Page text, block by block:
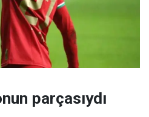
parçasıydı